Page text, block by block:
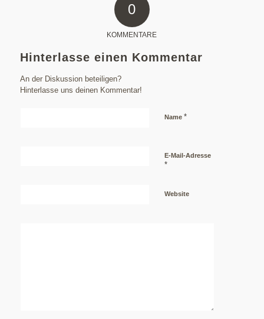
0
KOMMENTARE
Hinterlasse einen Kommentar
An der Diskussion beteiligen?
Hinterlasse uns deinen Kommentar!
Name *
E-Mail-Adresse
*
Website